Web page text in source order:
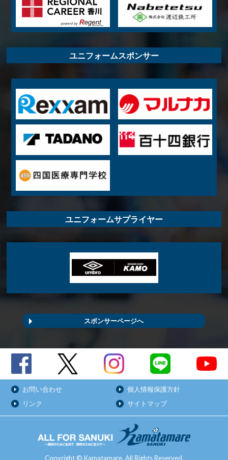
ユニフォームスポンサー
ユニフォームサプライヤー
スポンサーページへ
お問い合わせ
個人情報保護方針
リンク
サイトマップ
Copyright © Kamatamare. All Rights Reserved.